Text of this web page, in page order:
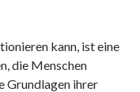
kann, ist eine
die Menschen
Grundlagen ihrer